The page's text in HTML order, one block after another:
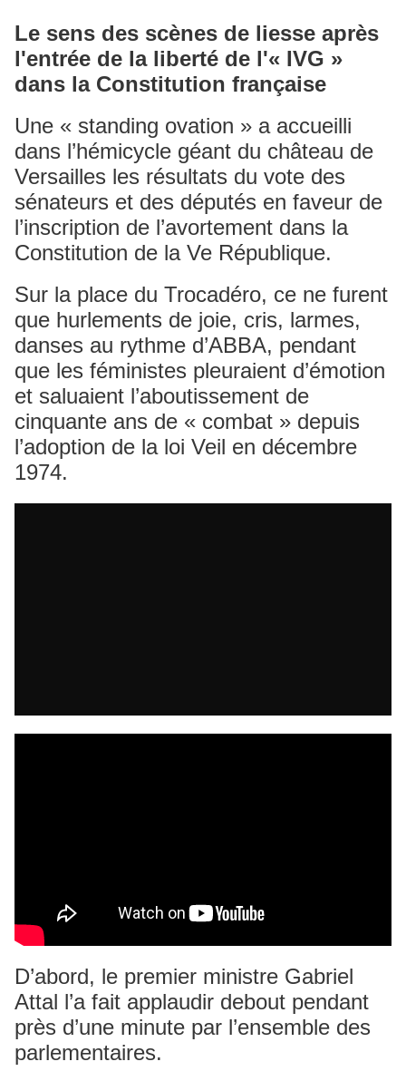
Le sens des scènes de liesse après
l'entrée de la liberté de l'« IVG »
dans la Constitution française
Une « standing ovation » a accueilli
dans l’hémicycle géant du château de
Versailles les résultats du vote des
sénateurs et des députés en faveur de
l’inscription de l’avortement dans la
Constitution de la Ve République.
Sur la place du Trocadéro, ce ne furent
que hurlements de joie, cris, larmes,
danses au rythme d’ABBA, pendant
que les féministes pleuraient d’émotion
et saluaient l’aboutissement de
cinquante ans de « combat » depuis
l’adoption de la loi Veil en décembre
1974.
D’abord, le premier ministre Gabriel
Attal l’a fait applaudir debout pendant
près d’une minute par l’ensemble des
parlementaires.